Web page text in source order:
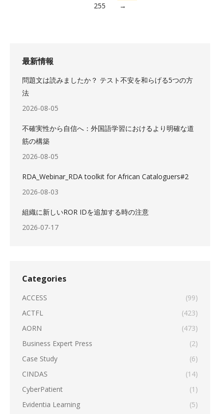
255
→
最新情報
問題文は読みましたか？ テスト不安を和らげる5つの方
法
2026-08-05
不確実性から自信へ：外国語学習におけるより明確な道
筋の構築
2026-08-05
RDA_Webinar_RDA toolkit for African Cataloguers#2
2026-08-03
組織に新しいROR IDを追加する時の注意
2026-07-17
Categories
ACCESS
(99)
ACTFL
(423)
AORN
(473)
Business Expert Press
(2)
Case Study
(6)
CINDAS
(14)
CyberPatient
(1)
Evidentia Learning
(5)